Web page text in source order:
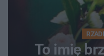
To imię